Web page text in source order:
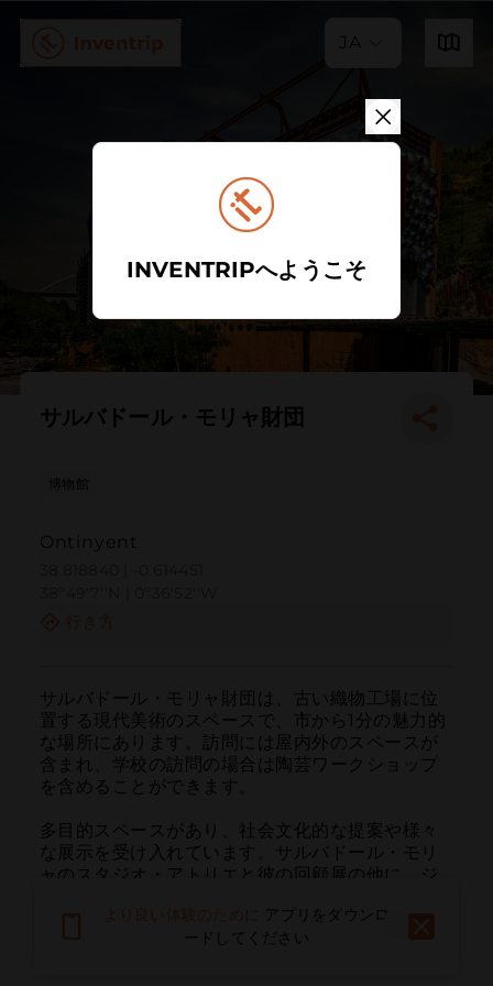
JA
サルバドール・モリャ財団
Ontinyent
サルバドール・モリャ財団は、古い織物工場に位
置する現代美術のスペースで、市から1分の魅力的
な場所にあります。訪問には屋内外のスペースが
含まれ、学校の訪問の場合は陶芸ワークショップ
を含めることができます。
多目的スペースがあり、社会文化的な提案や様々
な展示を受け入れています。サルバドール・モリ
ャのスタジオ・アトリエと彼の回顧展の他に、ジ
れたもう一つの常設展示「市民『マンドゥカ』」
も訪れることができます。
アプリをダウンロ
ードしてください
INVENTRIPへようこそ